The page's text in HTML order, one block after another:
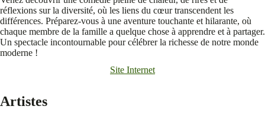
réflexions sur la diversité, où les liens du cœur transcendent les
différences. Préparez-vous à une aventure touchante et hilarante, où
chaque membre de la famille a quelque chose à apprendre et à partager.
Un spectacle incontournable pour célébrer la richesse de notre monde
moderne !
Site Internet
Artistes